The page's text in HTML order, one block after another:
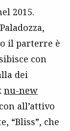
2015.
il parterre è
con
dei
nu-new
all’attivo
“Bliss”, che